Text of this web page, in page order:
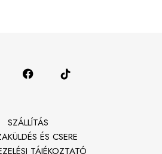
SZÁLLÍTÁS
ÉS CSERE
TÁJÉKOZTATÓ